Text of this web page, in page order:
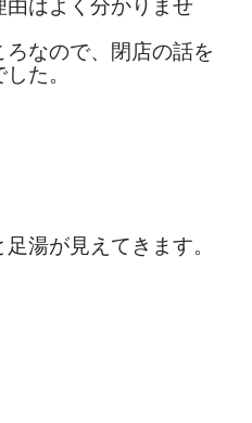
はよく分かりませ
なので、閉店の話を
た。
湯が見えてきます。